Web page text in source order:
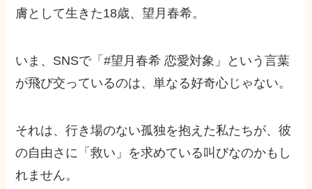
膚として生きた18歳、望月春希。
いま、SNSで「#望月春希 恋愛対象」という言葉
が飛び交っているのは、単なる好奇心じゃない。
それは、行き場のない孤独を抱えた私たちが、彼
の自由さに「救い」を求めている叫びなのかもし
れません。